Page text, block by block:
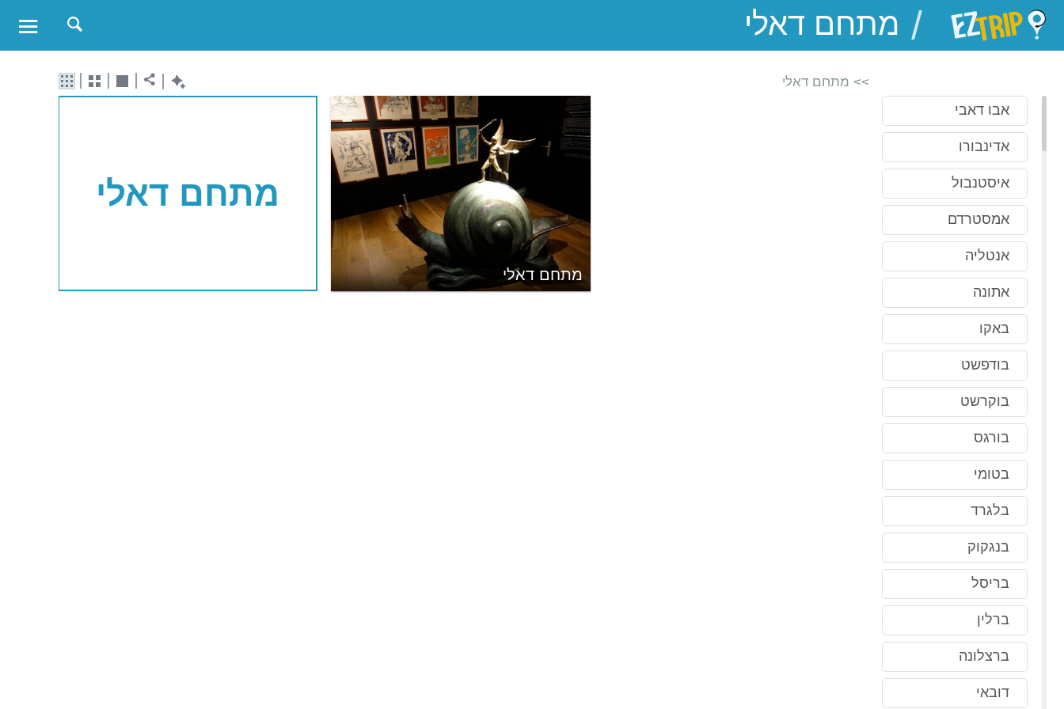
EZTrip
/
אבו דאבי
אדינבורו
איסטנבול
אמסטרדם
אנטליה
אתונה
באקו
בודפשט
בוקרשט
בורגס
בטומי
בלגרד
בנגקוק
בריסל
ברלין
ברצלונה
דובאי
>> מתחם דאלי
מתחם דאלי
מתחם דאלי